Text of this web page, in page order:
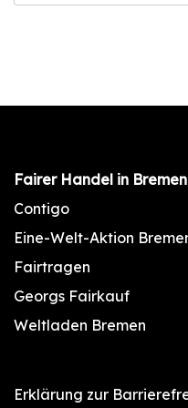
Fairer Handel in Bremen
Contigo
Eine-Welt-Aktion
Fairtragen
Georgs Fairkauf
Weltladen Bremen
Erklärung zur